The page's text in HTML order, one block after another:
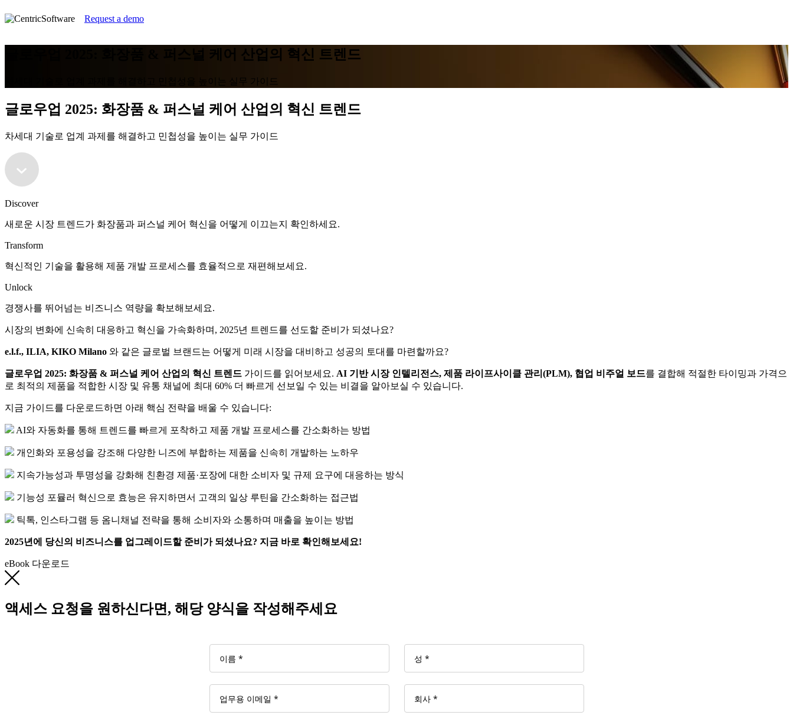
Request a demo
글로우업 2025: 화장품 & 퍼스널 케어 산업의 혁신 트렌드
차세대 기술로 업계 과제를 해결하고 민첩성을 높이는 실무 가이드
글로우업 2025: 화장품 & 퍼스널 케어 산업의 혁신 트렌드
차세대 기술로 업계 과제를 해결하고 민첩성을 높이는 실무 가이드
Discover
새로운 시장 트렌드가 화장품과 퍼스널 케어 혁신을 어떻게 이끄는지 확인하세요.
Transform
혁신적인 기술을 활용해 제품 개발 프로세스를 효율적으로 재편해보세요.
Unlock
경쟁사를 뛰어넘는 비즈니스 역량을 확보해보세요.
시장의 변화에 신속히 대응하고 혁신을 가속화하며, 2025년 트렌드를 선도할 준비가 되셨나요?
e.l.f., ILIA, KIKO Milano 와 같은 글로벌 브랜드는 어떻게 미래 시장을 대비하고 성공의 토대를 마련할까요?
글로우업 2025: 화장품 & 퍼스널 케어 산업의 혁신 트렌드 가이드를 읽어보세요. AI 기반 시장 인텔리전스, 제품 라이프사이클 관리(PLM), 협업 비주얼 보드를 결합해 적절한 타이밍과 가격으
로 최적의 제품을 적합한 시장 및 유통 채널에 최대 60% 더 빠르게 선보일 수 있는 비결을 알아보실 수 있습니다.
지금 가이드를 다운로드하면 아래 핵심 전략을 배울 수 있습니다:
AI와 자동화를 통해 트렌드를 빠르게 포착하고 제품 개발 프로세스를 간소화하는 방법
개인화와 포용성을 강조해 다양한 니즈에 부합하는 제품을 신속히 개발하는 노하우
지속가능성과 투명성을 강화해 친환경 제품·포장에 대한 소비자 및 규제 요구에 대응하는 방식
기능성 포뮬러 혁신으로 효능은 유지하면서 고객의 일상 루틴을 간소화하는 접근법
틱톡, 인스타그램 등 옴니채널 전략을 통해 소비자와 소통하며 매출을 높이는 방법
2025년에 당신의 비즈니스를 업그레이드할 준비가 되셨나요? 지금 바로 확인해보세요!
eBook 다운로드
액세스 요청을 원하신다면, 해당 양식을 작성해주세요